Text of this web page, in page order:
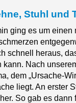
Stuhl und
ging es um einen
schnell heraus,
kann. Nach
dem „Ursache-
liegt. An erster
So gab es dann